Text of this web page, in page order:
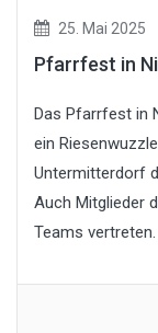
25. Mai 2025
Pfarrfest in
Das Pfarrfest in
ein
Untermitterdorf
Auch Mitglieder
Teams vertreten.